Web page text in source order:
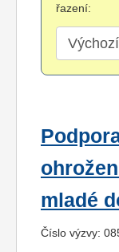
řazení:
mladé
Číslo výzvy: